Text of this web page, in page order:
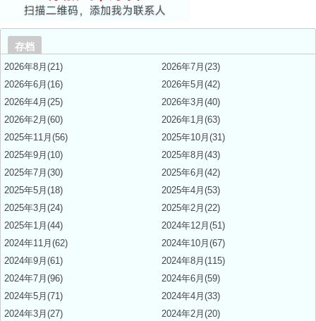
存档
2026年8月(21)
2026年7月(23)
2026年6月(16)
2026年5月(42)
2026年4月(25)
2026年3月(40)
2026年2月(60)
2026年1月(63)
2025年11月(56)
2025年10月(31)
2025年9月(10)
2025年8月(43)
2025年7月(30)
2025年6月(42)
2025年5月(18)
2025年4月(53)
2025年3月(24)
2025年2月(22)
2025年1月(44)
2024年12月(51)
2024年11月(62)
2024年10月(67)
2024年9月(61)
2024年8月(115)
2024年7月(96)
2024年6月(59)
2024年5月(71)
2024年4月(33)
2024年3月(27)
2024年2月(20)